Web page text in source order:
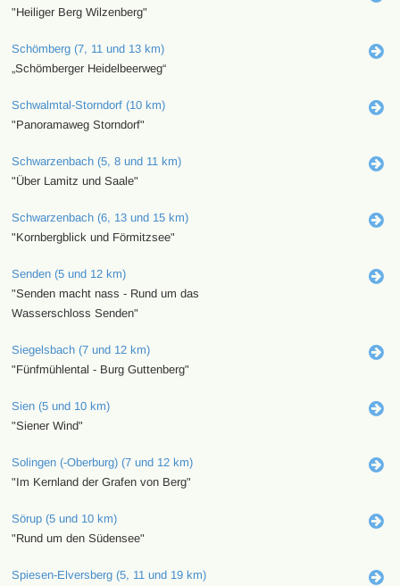
"Heiliger Berg Wilzenberg"
Schömberg (7, 11 und 13 km)
„Schömberger Heidelbeerweg“
Schwalmtal-Storndorf (10 km)
"Panoramaweg Storndorf"
Schwarzenbach (5, 8 und 11 km)
"Über Lamitz und Saale"
Schwarzenbach (6, 13 und 15 km)
"Kornbergblick und Förmitzsee"
Senden (5 und 12 km)
"Senden macht nass - Rund um das
Wasserschloss Senden"
Siegelsbach (7 und 12 km)
"Fünfmühlental - Burg Guttenberg"
Sien (5 und 10 km)
"Siener Wind"
Solingen (-Oberburg) (7 und 12 km)
"Im Kernland der Grafen von Berg"
Sörup (5 und 10 km)
"Rund um den Südensee"
Spiesen-Elversberg (5, 11 und 19 km)